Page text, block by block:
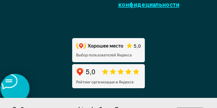
конфидециальности